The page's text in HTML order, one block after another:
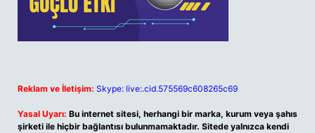
Reklam ve İletişim: Skype: live:.cid.575569c608265c69
Yasal Uyarı: Bu internet sitesi, herhangi bir marka, kurum veya şahıs
şirketi ile hiçbir bağlantısı bulunmamaktadır. Sitede yalnızca kendi